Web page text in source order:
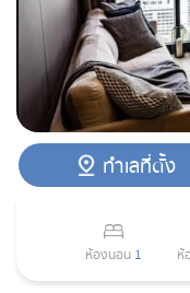
ทำเลที่ตั้ง
ห้องนอน 1 ห้